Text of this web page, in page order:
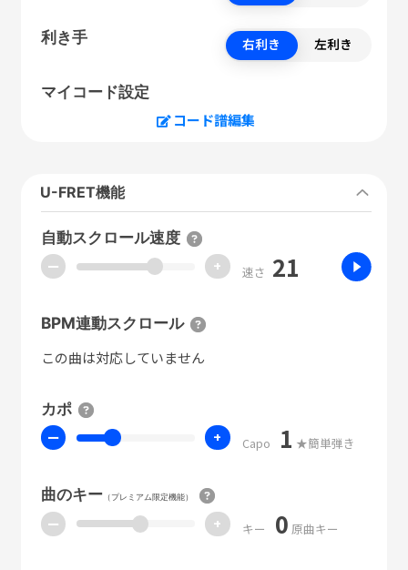
利き手 右利き 左利き
マイコード設定
コード譜編集
U-FRET機能
自動スクロール速度
ー + 速さ 21
BPM連動スクロール
この曲は対応していません
カポ
ー + Capo 1 ★簡単弾き
曲のキー（プレミアム限定機能）
ー + キー 0 原曲キー